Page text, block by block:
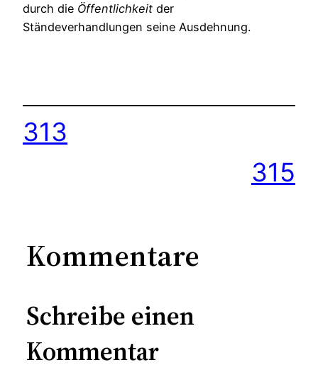
durch die Öffentlichkeit der
Ständeverhandlungen seine Ausdehnung.
313
315
Kommentare
Schreibe einen
Kommentar